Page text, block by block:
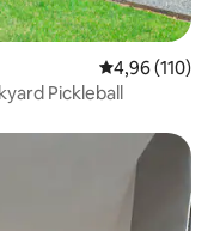
4,96 ud af 5 i
4,96 (110)
Pickleball